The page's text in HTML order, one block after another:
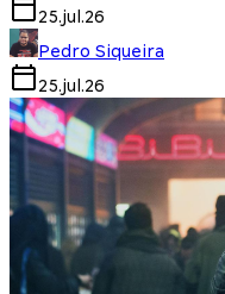
25.jul.26
Pedro Siqueira
25.jul.26